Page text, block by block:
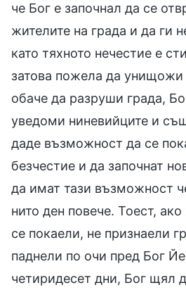
че Бог е започнал да се
жителите на града и да ги
като тяхното нечестие е
затова пожела да унищожи
обаче да разруши града,
уведоми ниневийците и
даде възможност да се
безчестие и да започнат
да имат тази възможност
нито ден повече. Тоест,
се покаели, не признаели
паднели по очи пред Бог
четиридесет дни, Бог щял